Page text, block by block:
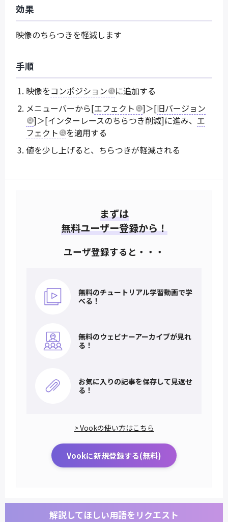
効果
映像のちらつきを軽減します
手順
映像をコンポジション
に追加する
メニューバーから[エフェクト ]＞[旧バージョン
]＞[インターレースのちらつき削減]に進み、 エ
フェクト
を適用する
値を少し上げると、ちらつきが軽減される
まずは
無料ユーザー登録から！
ユーザ登録すると・・・
無料のチュートリアル学習動画で学
べる！
無料のウェビナーアーカイブが見れ
る！
お気に入りの記事を保存して見返せ
る！
> Vookの使い方はこちら
Vookに新規登録する(無料)
解説してほしい用語をリクエスト